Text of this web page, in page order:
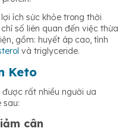
ích sức khỏe trong thời
số liên quan đến việc thừa
gồm: huyết áp cao, tình
và triglyceride.
Keto
rất nhiều người ưa
sau:
cân